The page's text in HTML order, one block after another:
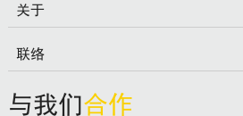
关于
联络
与我们合作